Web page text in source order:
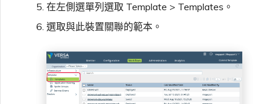
在左側選單列選取 Template > Templates。
選取與此裝置關聯的範本。